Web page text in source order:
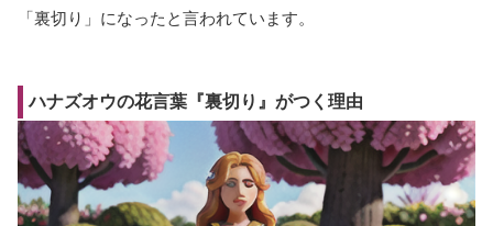
「裏切り」になったと言われています。
ハナズオウの花言葉『裏切り』がつく理由